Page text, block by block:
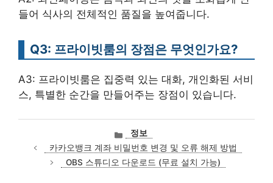
들어 식사의 전체적인 품질을 높여줍니다.
Q3: 프라이빗룸의 장점은 무엇인가요?
A3: 프라이빗룸은 집중력 있는 대화, 개인화된 서비
스, 특별한 순간을 만들어주는 장점이 있습니다.
카
테
고
리
정보
카카오뱅크 계좌 비밀번호 변경 및 오류 해제 방법
OBS 스튜디오 다운로드 (무료 설치 가능)